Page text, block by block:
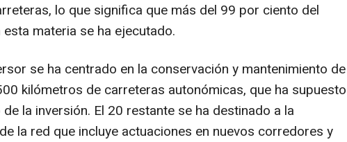
lo que significa que más del 99 por ciento del
materia se ha ejecutado.
se ha centrado en la conservación y mantenimiento de
kilómetros de carreteras autonómicas, que ha supuesto
la inversión. El 20 restante se ha destinado a la
la red que incluye actuaciones en nuevos corredores y